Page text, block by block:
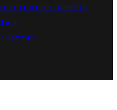
de sueños
Jazmín